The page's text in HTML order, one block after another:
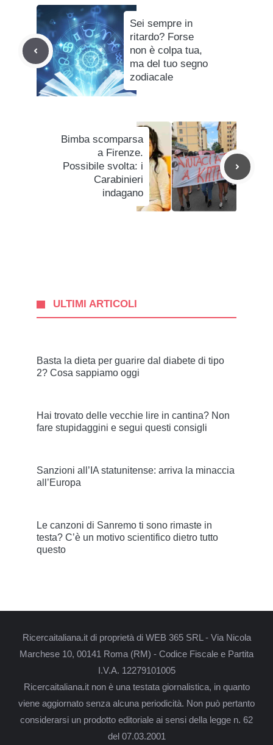
Sei sempre in
ritardo? Forse
non è colpa tua,
ma del tuo segno
zodiacale
Bimba scomparsa
a Firenze.
Possibile svolta: i
Carabinieri
indagano
ULTIMI ARTICOLI
Basta la dieta per guarire dal diabete di tipo
2? Cosa sappiamo oggi
Hai trovato delle vecchie lire in cantina? Non
fare stupidaggini e segui questi consigli
Sanzioni all’IA statunitense: arriva la minaccia
all’Europa
Le canzoni di Sanremo ti sono rimaste in
testa? C’è un motivo scientifico dietro tutto
questo
Ricercaitaliana.it di proprietà di WEB 365 SRL - Via Nicola
Marchese 10, 00141 Roma (RM) - Codice Fiscale e Partita
I.V.A. 12279101005
Ricercaitaliana.it non è una testata giornalistica, in quanto
viene aggiornato senza alcuna periodicità. Non può pertanto
considerarsi un prodotto editoriale ai sensi della legge n. 62
del 07.03.2001